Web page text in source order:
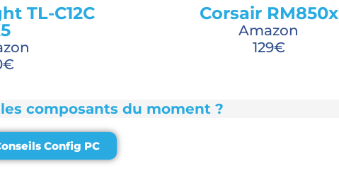
TL-C12C
Corsair RM850x
Amazon
129€
composants du moment ?
Config PC